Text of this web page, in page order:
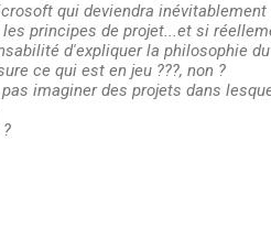
qui deviendra
principes de projet...et si
d'expliquer la philosophie
ce qui est en jeu ???, non ?
imaginer des projets dans